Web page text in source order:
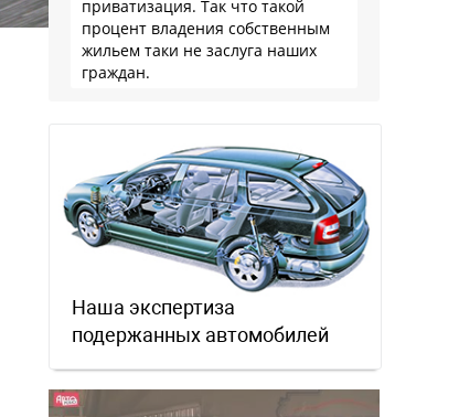
приватизация. Так что такой
процент владения собственным
жильем таки не заслуга наших
граждан.
Наша экспертиза
подержанных автомобилей